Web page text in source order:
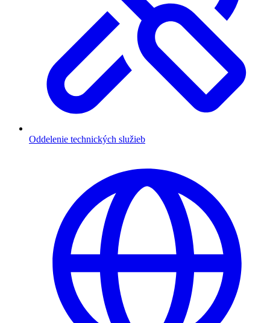
Oddelenie technických služieb